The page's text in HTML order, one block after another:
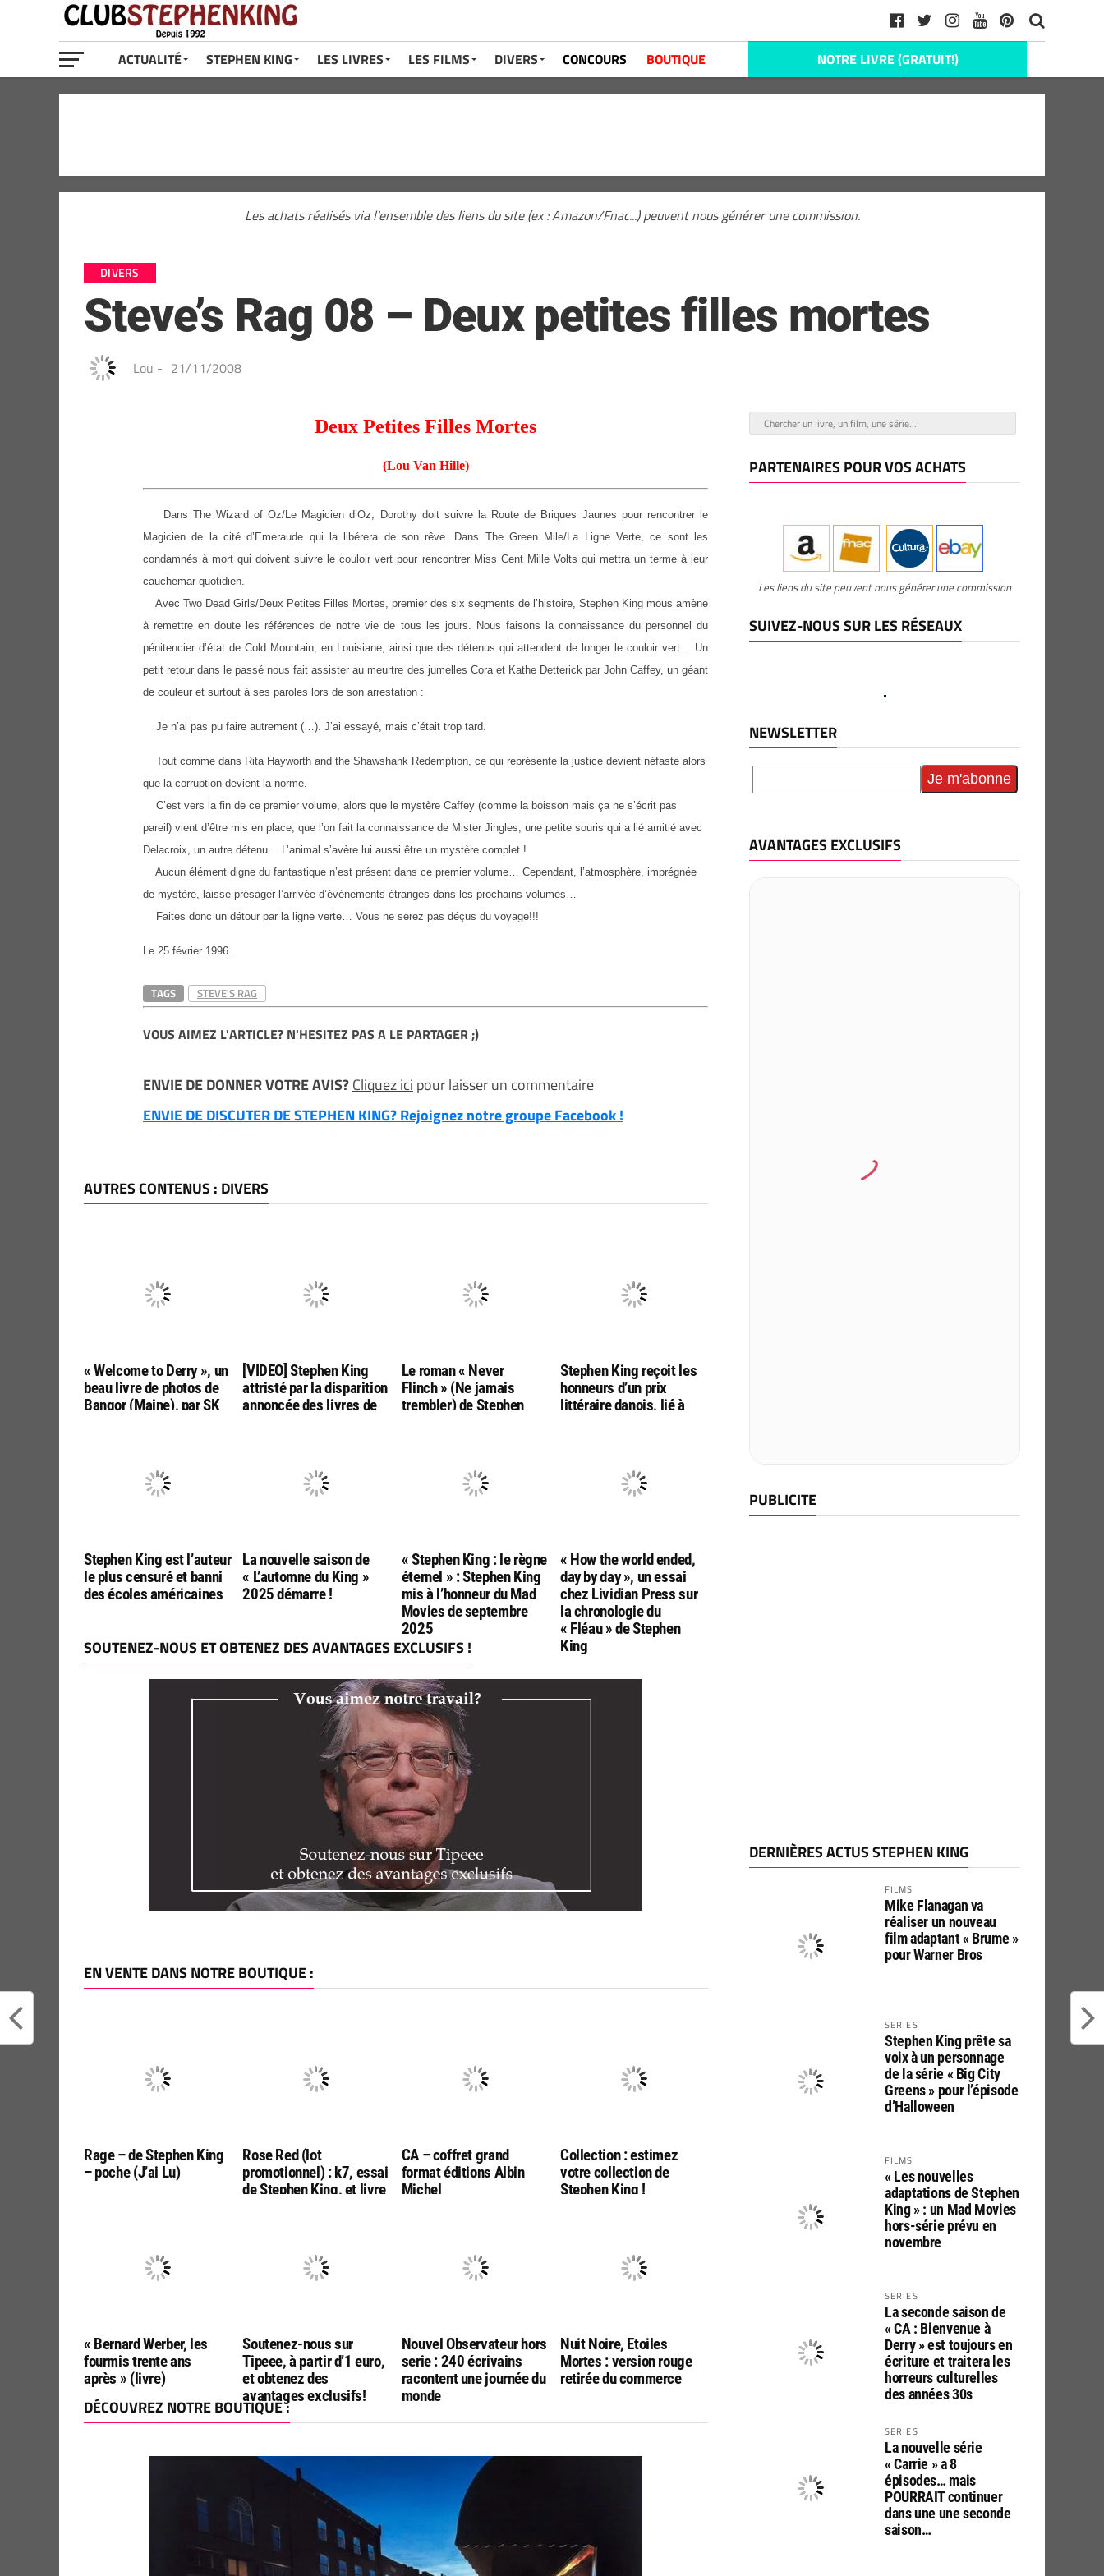
ACTUALITÉ STEPHEN KING LES LIVRES LES FILMS DIVERS CONCOURS BOUTIQUE NOTRE LIVRE (GRATUIT!)
Les achats réalisés via l'ensemble des liens du site (ex : Amazon/Fnac...) peuvent nous générer une commission.
DIVERS
Steve’s Rag 08 – Deux petites filles mortes
Lou - 21/11/2008
Deux Petites Filles Mortes
(Lou Van Hille)
Dans The Wizard of Oz/Le Magicien d’Oz, Dorothy doit suivre la Route de Briques Jaunes pour rencontrer le
Magicien de la cité d’Emeraude qui la libérera de son rêve. Dans The Green Mile/La Ligne Verte, ce sont les
condamnés à mort qui doivent suivre le couloir vert pour rencontrer Miss Cent Mille Volts qui mettra un terme à leur
cauchemar quotidien.
Avec Two Dead Girls/Deux Petites Filles Mortes, premier des six segments de l’histoire, Stephen King mous amène
à remettre en doute les références de notre vie de tous les jours. Nous faisons la connaissance du personnel du
pénitencier d’état de Cold Mountain, en Louisiane, ainsi que des détenus qui attendent de longer le couloir vert… Un
petit retour dans le passé nous fait assister au meurtre des jumelles Cora et Kathe Detterick par John Caffey, un géant
de couleur et surtout à ses paroles lors de son arrestation :
Je n’ai pas pu faire autrement (…). J’ai essayé, mais c’était trop tard.
Tout comme dans Rita Hayworth and the Shawshank Redemption, ce qui représente la justice devient néfaste alors
que la corruption devient la norme.
C’est vers la fin de ce premier volume, alors que le mystère Caffey (comme la boisson mais ça ne s’écrit pas
pareil) vient d’être mis en place, que l’on fait la connaissance de Mister Jingles, une petite souris qui a lié amitié avec
Delacroix, un autre détenu… L’animal s’avère lui aussi être un mystère complet !
Aucun élément digne du fantastique n’est présent dans ce premier volume… Cependant, l’atmosphère, imprégnée
de mystère, laisse présager l’arrivée d’événements étranges dans les prochains volumes…
Faites donc un détour par la ligne verte… Vous ne serez pas déçus du voyage!!!
Le 25 février 1996.
TAGS STEVE'S RAG
VOUS AIMEZ L'ARTICLE? N'HESITEZ PAS A LE PARTAGER ;)
ENVIE DE DONNER VOTRE AVIS?Cliquez ici pour laisser un commentaire
ENVIE DE DISCUTER DE STEPHEN KING? Rejoignez notre groupe Facebook !
AUTRES CONTENUS : DIVERS
« Welcome to Derry », un
beau livre de photos de
Bangor (Maine), par SK
[VIDEO] Stephen King
attristé par la disparition
annoncée des livres de
Le roman « Never
Flinch » (Ne jamais
trembler) de Stephen
Stephen King reçoit les
honneurs d’un prix
littéraire danois, lié à
Stephen King est l’auteur
le plus censuré et banni
des écoles américaines
La nouvelle saison de
« L’automne du King »
2025 démarre !
« Stephen King : le règne
éternel » : Stephen King
mis à l’honneur du Mad
Movies de septembre
2025
« How the world ended,
day by day », un essai
chez Lividian Press sur
la chronologie du
« Fléau » de Stephen
King
SOUTENEZ-NOUS ET OBTENEZ DES AVANTAGES EXCLUSIFS !
EN VENTE DANS NOTRE BOUTIQUE :
Rage – de Stephen King
– poche (J’ai Lu)
Rose Red (lot
promotionnel) : k7, essai
de Stephen King, et livre
CA – coffret grand
format éditions Albin
Michel
Collection : estimez
votre collection de
Stephen King !
« Bernard Werber, les
fourmis trente ans
après » (livre)
Soutenez-nous sur
Tipeee, à partir d’1 euro,
et obtenez des
avantages exclusifs!
Nouvel Observateur hors
serie : 240 écrivains
racontent une journée du
monde
Nuit Noire, Etoiles
Mortes : version rouge
retirée du commerce
DÉCOUVREZ NOTRE BOUTIQUE :
PARTENAIRES POUR VOS ACHATS
Les liens du site peuvent nous générer une commission
SUIVEZ-NOUS SUR LES RÉSEAUX
NEWSLETTER
AVANTAGES EXCLUSIFS
PUBLICITE
DERNIÈRES ACTUS STEPHEN KING
FILMS
Mike Flanagan va
réaliser un nouveau
film adaptant « Brume »
pour Warner Bros
SERIES
Stephen King prête sa
voix à un personnage
de la série « Big City
Greens » pour l’épisode
d’Halloween
FILMS
« Les nouvelles
adaptations de Stephen
King » : un Mad Movies
hors-série prévu en
novembre
SERIES
La seconde saison de
« CA : Bienvenue à
Derry » est toujours en
écriture et traitera les
horreurs culturelles
des années 30s
SERIES
La nouvelle série
« Carrie » a 8
épisodes… mais
POURRAIT continuer
dans une une seconde
saison…